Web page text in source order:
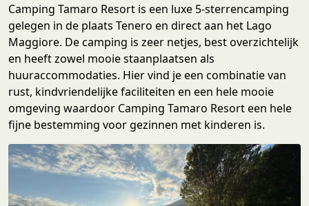
Camping Tamaro Resort is een luxe 5-sterrencamping
gelegen in de plaats Tenero en direct aan het Lago
Maggiore. De camping is zeer netjes, best overzichtelijk
en heeft zowel mooie staanplaatsen als
huuraccommodaties. Hier vind je een combinatie van
rust, kindvriendelijke faciliteiten en een hele mooie
omgeving waardoor Camping Tamaro Resort een hele
fijne bestemming voor gezinnen met kinderen is.